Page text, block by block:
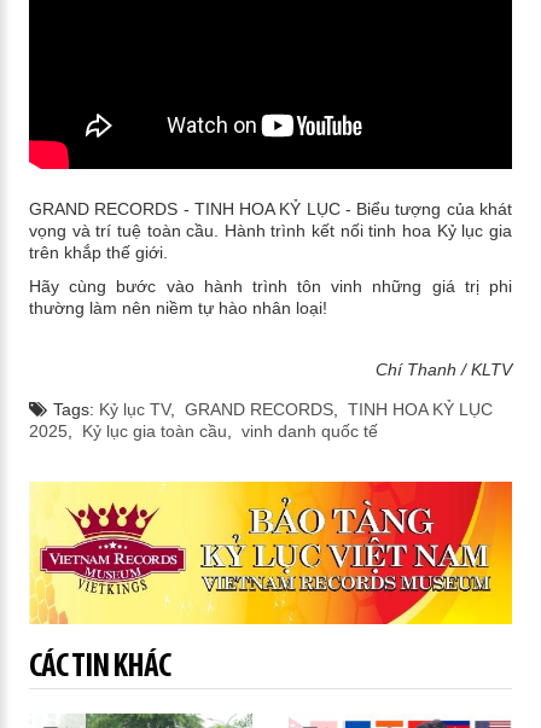
GRAND RECORDS - TINH HOA KỶ LỤC - Biểu tượng của khát
vọng và trí tuệ toàn cầu. Hành trình kết nối tinh hoa Kỷ lục gia
trên khắp thế giới.
Hãy cùng bước vào hành trình tôn vinh những giá trị phi
thường làm nên niềm tự hào nhân loại!
Chí Thanh / KLTV
Tags: Kỷ lục TV, GRAND RECORDS, TINH HOA KỶ LỤC
2025
Kỷ lục gia toàn cầu vinh danh quốc tế
CÁC TIN KHÁC